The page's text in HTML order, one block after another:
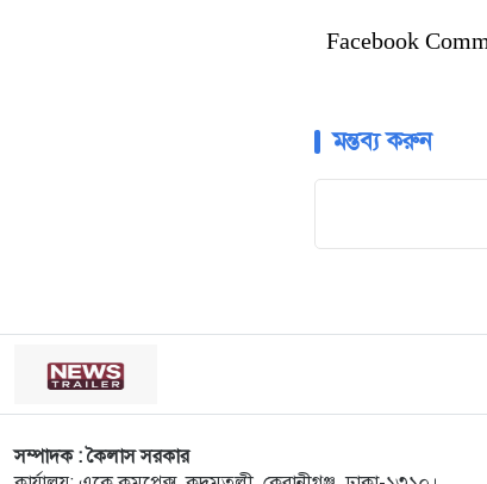
Facebook
মন্তব্য করুন
সম্পাদক : কৈলাস সরকার